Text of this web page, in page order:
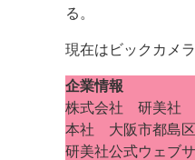
る。
現在はビックカメ
企業情報
株式会社 研美社
本社 大阪市都島区
研美社公式ウェブ